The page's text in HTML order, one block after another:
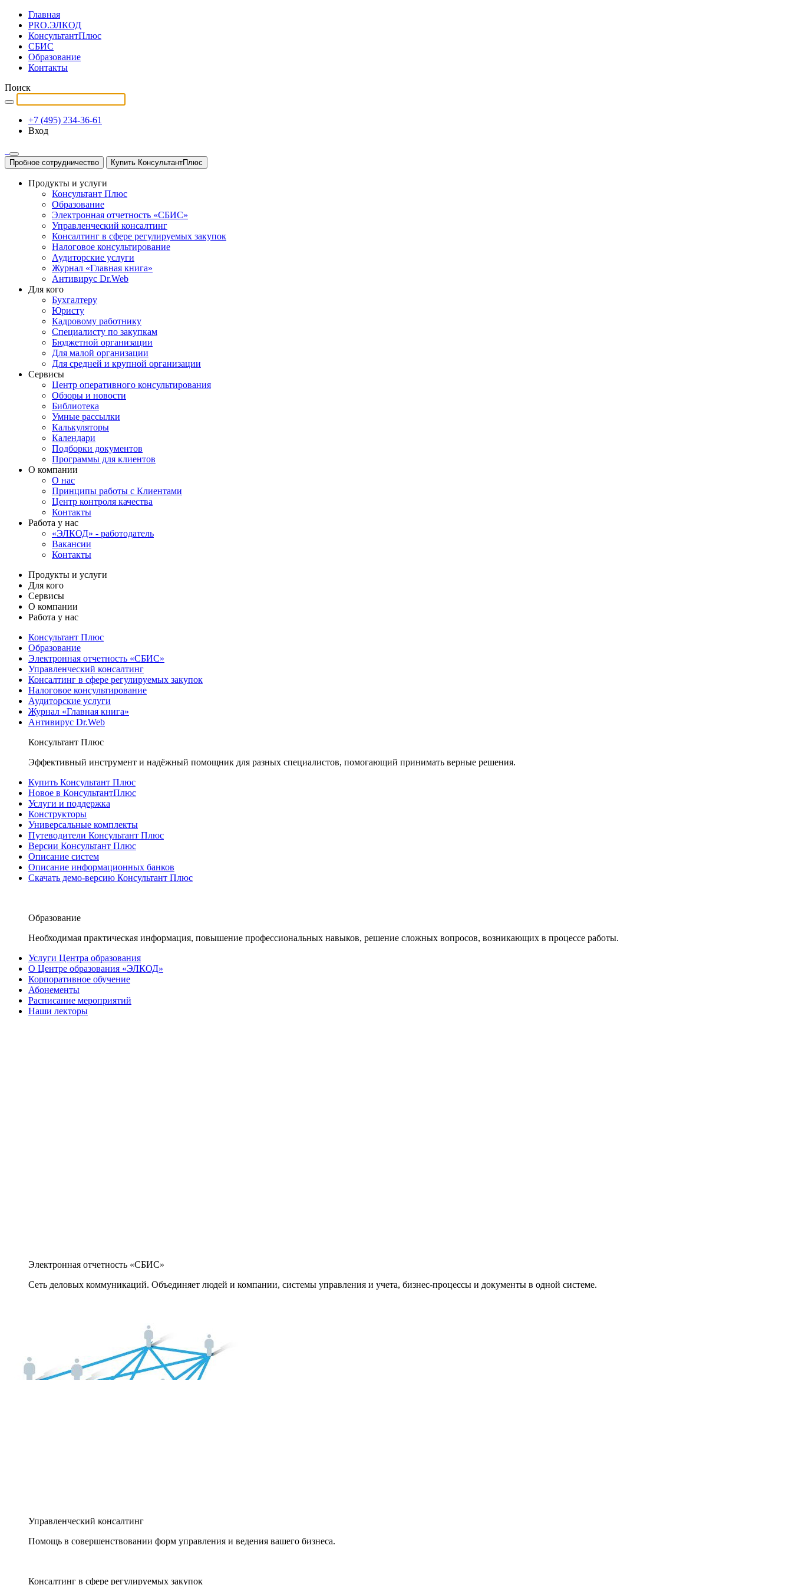
Главная
PRO.ЭЛКОД
КонсультантПлюс
СБИС
Образование
Контакты
Поиск
+7 (495) 234-36-61
Вход
Пробное сотрудничество Купить КонсультантПлюс
Продукты и услуги
Консультант Плюс
Образование
Электронная отчетность «СБИС»
Управленческий консалтинг
Консалтинг в сфере регулируемых закупок
Налоговое консультирование
Аудиторские услуги
Журнал «Главная книга»
Антивирус Dr.Web
Для кого
Бухгалтеру
Юристу
Кадровому работнику
Специалисту по закупкам
Бюджетной организации
Для малой организации
Для средней и крупной организации
Сервисы
Центр оперативного консультирования
Обзоры и новости
Библиотека
Умные рассылки
Калькуляторы
Календари
Подборки документов
Программы для клиентов
О компании
О нас
Принципы работы с Клиентами
Центр контроля качества
Контакты
Работа у нас
«ЭЛКОД» - работодатель
Вакансии
Контакты
Продукты и услуги
Для кого
Сервисы
О компании
Работа у нас
Консультант Плюс
Образование
Электронная отчетность «СБИС»
Управленческий консалтинг
Консалтинг в сфере регулируемых закупок
Налоговое консультирование
Аудиторские услуги
Журнал «Главная книга»
Антивирус Dr.Web
Консультант Плюс
Эффективный инструмент и надёжный помощник для разных специалистов, помогающий принимать верные решения.
Купить Консультант Плюс
Новое в КонсультантПлюс
Услуги и поддержка
Конструкторы
Универсальные комплекты
Путеводители Консультант Плюс
Версии Консультант Плюс
Описание систем
Описание информационных банков
Скачать демо-версию Консультант Плюс
Образование
Необходимая практическая информация, повышение профессиональных навыков, решение сложных вопросов, возникающих в процессе работы.
Услуги Центра образования
О Центре образования «ЭЛКОД»
Корпоративное обучение
Абонементы
Расписание мероприятий
Наши лекторы
Электронная отчетность «СБИС»
Сеть деловых коммуникаций. Объединяет людей и компании, системы управления и учета, бизнес-процессы и документы в одной системе.
Управленческий консалтинг
Помощь в совершенствовании форм управления и ведения вашего бизнеса.
Консалтинг в сфере регулируемых закупок